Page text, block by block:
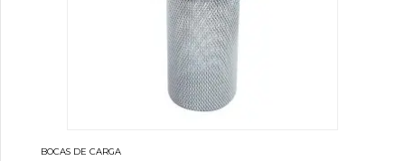
BOCAS DE CARGA